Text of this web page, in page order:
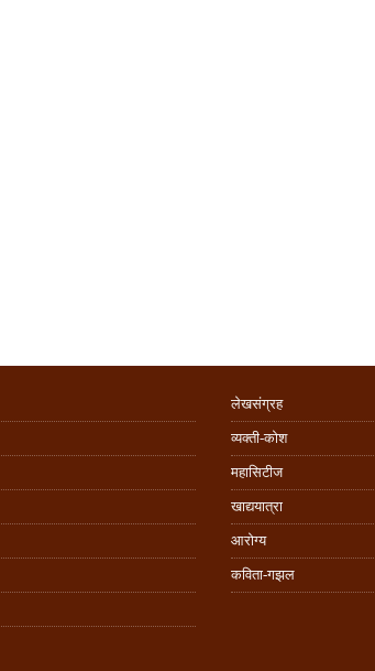
लेखसंग्रह
व्यक्ती-कोश
महासिटीज
खाद्ययात्रा
आरोग्य
कविता-गझल